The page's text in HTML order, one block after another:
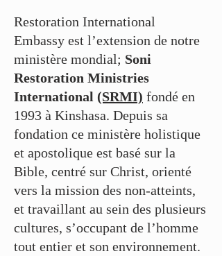
Restoration International
Embassy est l’extension de notre
ministère mondial; Soni
Restoration Ministries
International (SRMI) fondé en
1993 à Kinshasa. Depuis sa
fondation ce ministère holistique
et apostolique est basé sur la
Bible, centré sur Christ, orienté
vers la mission des non-atteints,
et travaillant au sein des plusieurs
cultures, s’occupant de l’homme
tout entier et son environnement.